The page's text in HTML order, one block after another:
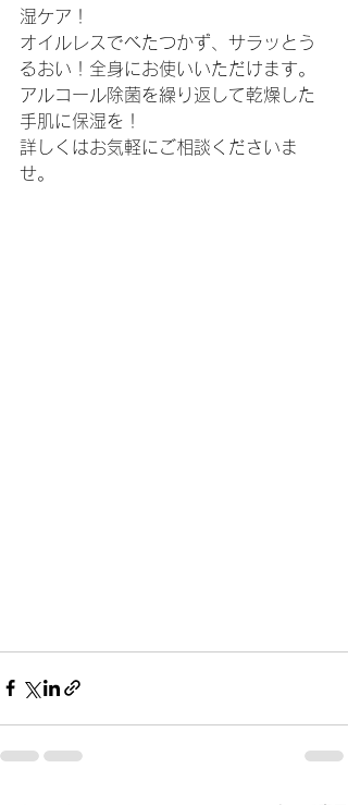
湿ケア！
オイルレスでべたつかず、サラッとう
るおい！全身にお使いいただけます。
アルコール除菌を繰り返して乾燥した
手肌に保湿を！
詳しくはお気軽にご相談くださいま
せ。